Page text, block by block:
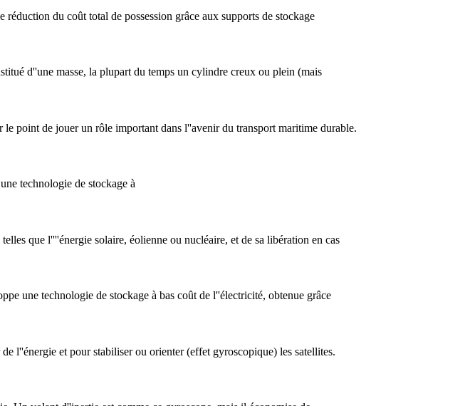
du coût total de possession grâce aux supports de stockage
d''une masse, la plupart du temps un cylindre creux ou plein (mais
point de jouer un rôle important dans l''avenir du transport maritime durable.
technologie de stockage à
que l''''énergie solaire, éolienne ou nucléaire, et de sa libération en cas
une technologie de stockage à bas coût de l''électricité, obtenue grâce
l''énergie et pour stabiliser ou orienter (effet gyroscopique) les satellites.